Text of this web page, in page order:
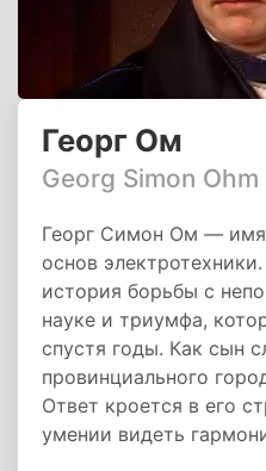
Георг Ом
Georg Simon Ohm
Георг Симон Ом —
основ
история борьбы с
науке и триумфа,
спустя годы. Как сын
провинциального
Ответ кроется в его
умении видеть